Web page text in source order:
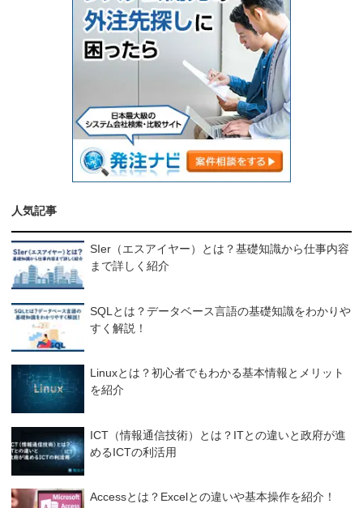
人気記事
SIer（エスアイヤー）とは？基礎知識から仕事内容
まで詳しく紹介
SQLとは？データベース言語の基礎知識をわかりや
すく解説！
Linuxとは？初心者でもわかる基本情報とメリット
を紹介
ICT（情報通信技術）とは？ITとの違いと政府が進
めるICTの利活用
Accessとは？Excelとの違いや基本操作を紹介！